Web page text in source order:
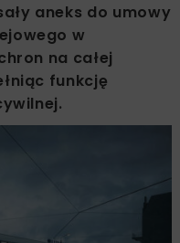
aneks do umowy
w
na całej
funkcję